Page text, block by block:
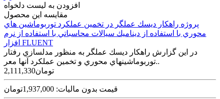
افزودن به لیست دلخواه
مقایسه این محصول
پروژه راهكار ديسك عملگر در تخمين عملكرد توربوماشين هاي
محوري با استفاده از ديناميك سيالات محاسباتي با استفاده از نرم
افزار FLUENT
در اين گزارش راهكار ديسك عملگر به منظور مدل­سازي رفتار
توربوماشين­هاي محوري و تخمين عملكرد آن­ها معر..
2,111,330تومان
قیمت بدون مالیات: 1,937,000تومان